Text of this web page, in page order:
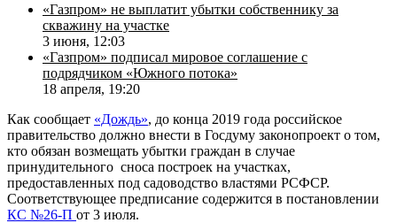
«Газпром» не выплатит убытки собственнику за
скважину на участке
3 июня, 12:03
«Газпром» подписал мировое соглашение с
подрядчиком «Южного потока»
18 апреля, 19:20
Как сообщает «Дождь», до конца 2019 года российское
правительство должно внести в Госдуму законопроект о том,
кто обязан возмещать убытки граждан в случае
принудительного сноса построек на участках,
предоставленных под садоводство властями РСФСР.
Соответствующее предписание содержится в постановлении
КС №26-П от 3 июля.